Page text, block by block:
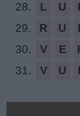
28.
L U
29.
R U
30.
V E
31.
V U